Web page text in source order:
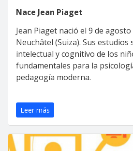
Nace Jean Piaget
Jean Piaget nació el 9 de agosto
Neuchâtel (Suiza). Sus
intelectual y cognitivo de los
fundamentales para la
pedagogía moderna.
Leer más